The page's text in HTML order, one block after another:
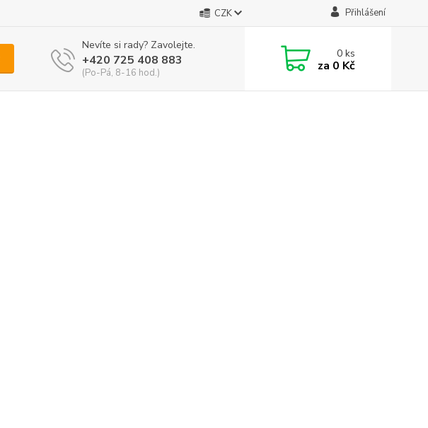
CZK Přihlášení
Nevíte si rady? Zavolejte.
+420 725 408 883
(Po-Pá, 8-16 hod.)
0ks
za 0 Kč